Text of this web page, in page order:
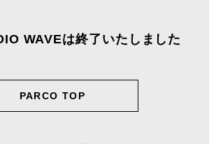
WAVEは終了いたしました
PARCO TOP